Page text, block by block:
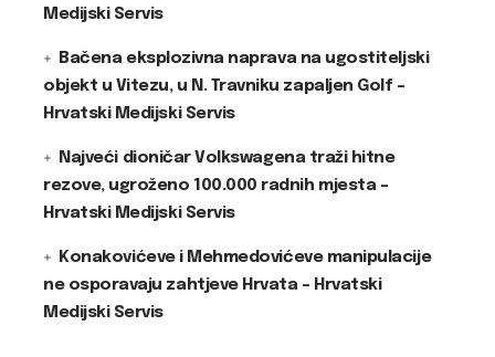
Medijski Servis
Bačena eksplozivna naprava na ugostiteljski
objekt u Vitezu, u N. Travniku zapaljen Golf –
Hrvatski Medijski Servis
Najveći dioničar Volkswagena traži hitne
rezove, ugroženo 100.000 radnih mjesta –
Hrvatski Medijski Servis
Konakovićeve i Mehmedovićeve manipulacije
ne osporavaju zahtjeve Hrvata – Hrvatski
Medijski Servis